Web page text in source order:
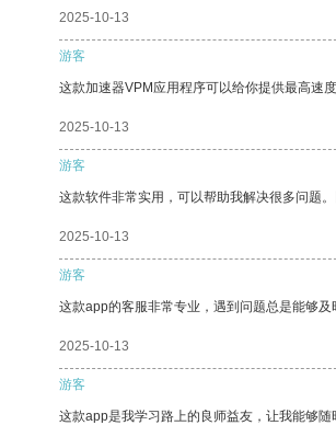
2025-10-13
游客
这款加速器VPM应用程序可以给你提供最高速
2025-10-13
游客
这款软件非常实用，可以帮助我解决很多问题
2025-10-13
游客
这款app的客服非常专业，遇到问题总是能够及
2025-10-13
游客
这款app是我学习路上的良师益友，让我能够随